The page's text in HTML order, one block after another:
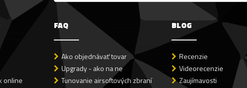
online
FAQ
Ako objednávať tovar
Upgrady - ako na ne
Tunovanie airsoftových zbraní
BLOG
Recenzie
Videorecenzie
Zaujímavosti